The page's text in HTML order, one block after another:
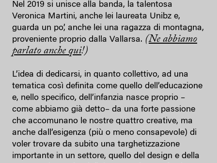
Nel 2019 si unisce alla banda, la talentosa
Veronica Martini, anche lei laureata Unibz e,
guarda un po’, anche lei una ragazza di montagna,
proveniente proprio dalla Vallarsa. (Ne abbiamo
parlato anche qui!)
L’idea di dedicarsi, in quanto collettivo, ad una
tematica così definita come quello dell’educazione
e, nello specifico, dell’infanzia nasce proprio –
come abbiamo già detto– da una forte passione
che accomunano le nostre quattro creative, ma
anche dall’esigenza (più o meno consapevole) di
voler trovare da subito una targhetizzazione
importante in un settore, quello del design e della